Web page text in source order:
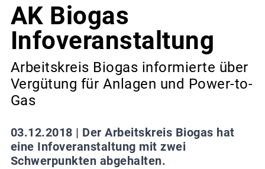
AK Biogas
Infoveranstaltung
Arbeitskreis Biogas informierte über
Vergütung für Anlagen und Power-to-
Gas
03.12.2018 | Der Arbeitskreis Biogas hat
eine Infoveranstaltung mit zwei
Schwerpunkten abgehalten.